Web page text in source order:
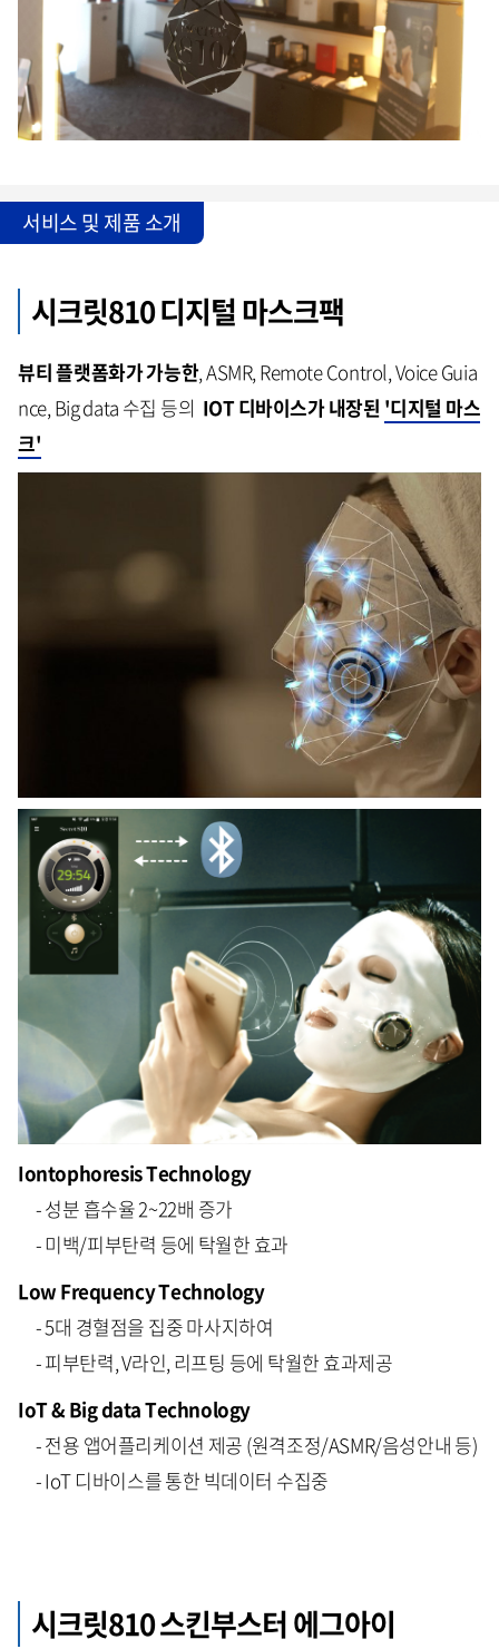
서비스 및 제품 소개
시크릿810 디지털 마스크팩
뷰티 플랫폼화가 가능한, ASMR, Remote Control, Voice Guia
nce, Big data 수집 등의 IOT 디바이스가 내장된 '디지털 마스
크'
IontophoresisTechnology
- 성분 흡수율 2~22배 증가
- 미백/피부탄력 등에 탁월한 효과
Low Frequency Technology
- 5대 경혈점을 집중 마사지하여
- 피부탄력, V라인, 리프팅 등에 탁월한 효과제공
IoT& Big data Technology
- 전용 앱어플리케이션 제공 (원격조정/ASMR/음성안내 등)
- IoT 디바이스를 통한 빅데이터 수집중
시크릿810 스킨부스터 에그아이